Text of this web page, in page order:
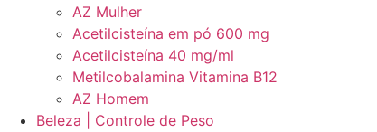
AZ Mulher
Acetilcisteína em pó 600 mg
Acetilcisteína 40 mg/ml
Metilcobalamina Vitamina B12
AZ Homem
Beleza | Controle de Peso